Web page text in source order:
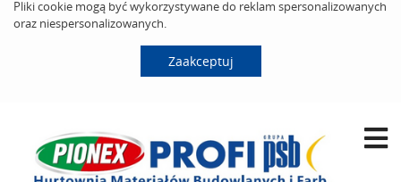
Pliki cookie mogą być wykorzystywane do reklam spersonalizowanych
oraz niespersonalizowanych.
Zaakceptuj